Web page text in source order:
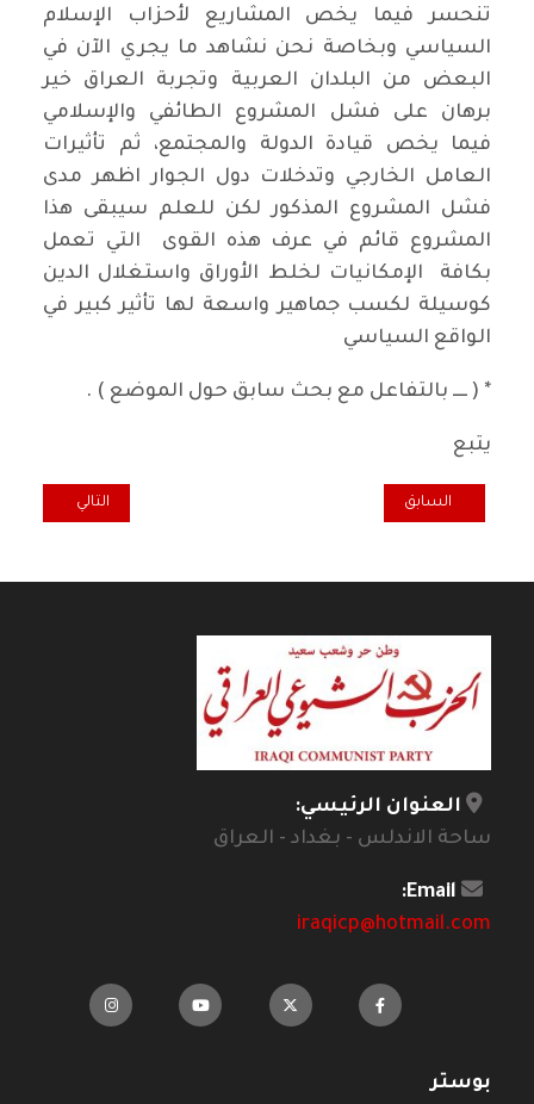
تنحسر فيما يخص المشاريع لأحزاب الإسلام
السياسي وبخاصة نحن نشاهد ما يجري الآن في
البعض من البلدان العربية وتجربة العراق خير
برهان على فشل المشروع الطائفي والإسلامي
فيما يخص قيادة الدولة والمجتمع، ثم تأثيرات
العامل الخارجي وتدخلات دول الجوار اظهر مدى
فشل المشروع المذكور لكن للعلم سيبقى هذا
المشروع قائم في عرف هذه القوى التي تعمل
بكافة الإمكانيات لخلط الأوراق واستغلال الدين
كوسيلة لكسب جماهير واسعة لها تأثير كبير في
الواقع السياسي
* ( ــــ بالتفاعل مع بحث سابق حول الموضع ) .
يتبع
المقال السابق: تغريد ما قبل الغروب !
السابق المقال التالي:
التالي
العنوان الرئيسي:
ساحة الاندلس - بغداد - العراق
Email:
iraqicp@hotmail.com
بوستر